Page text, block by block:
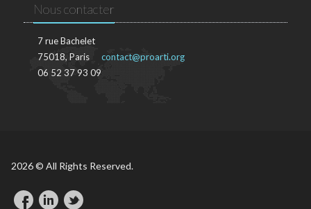
Nous contacter
7 rue Bachelet
75018, Paris
06 52 37 93 09
contact@proarti.org
2026 © All Rights Reserved.